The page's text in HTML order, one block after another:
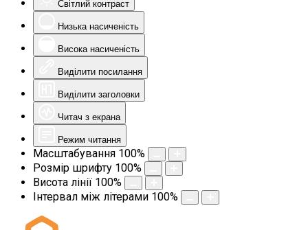
Світлий контраст
Низька насиченість
Висока насиченість
Виділити посилання
Виділити заголовки
Читач з екрана
Режим читання
Масштабування 100%
Розмір шрифту 100%
Висота лінії 100%
Інтервал між літерами 100%